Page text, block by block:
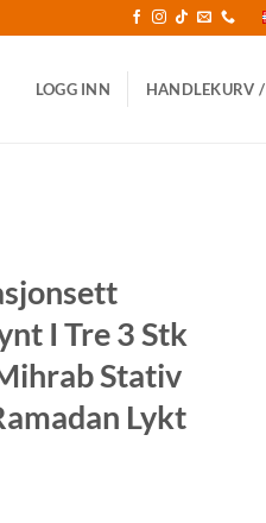
LOGG INN HANDLEKURV /
I Tre 3 Stk
Stativ
Lykt